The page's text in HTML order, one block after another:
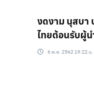
งดงาม นุสบ
ไทยต้อนรับผู้น
6 พ.ย. 2562 19:22 น.